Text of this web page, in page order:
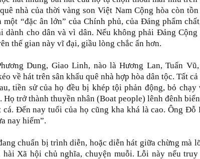
nhà của thời vàng son Việt Nam Cộng hòa còn tồn
“đặc ân lớn” của Chính phủ, của Đảng phẩm
dành cho dân và vì dân. Nếu không phải Đảng Cộng
thế gian này vĩ đại, giầu lòng chắc ẩn hơn.
Dung, Giao Linh, nào là Hương Lan, Tuấn
về hát trên sân khấu quê nhà hợp hòa dân tộc. Tất cả
tiền sử của họ đều bị khép tội phản động, bỏ chạy
trở thành thuyền nhân (Boat people) lênh đênh
Đến nay tuổi của họ cũng kha khá là cao. Ông Đỗ
nay hiếm”.
chuẩn bị trình diễn, hoặc diễn hát giữa chừng mà
Xã hội chủ nghĩa, chuyện muỗi. Lỗi này nếu